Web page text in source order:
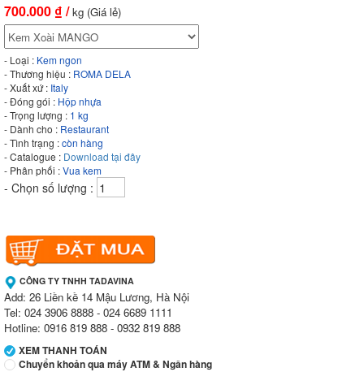
700.000 ₫ /kg (Giá lẻ)
- Loại : Kem ngon
- Thương hiệu : ROMA DELA
- Xuất xứ : Italy
- Đóng gói : Hộp nhựa
- Trọng lượng : 1 kg
- Dành cho : Restaurant
- Tình trạng :còn hàng
- Catalogue : Download tại đây
- Phân phối :Vua kem
- Chọn số lượng :
CÔNG TY TNHH TADAVINA
Add: 26 Liền kề 14 Mậu Lương, Hà Nội
Tel: 024 3906 8888 - 024 6689 1111
Hotline: 0916 819 888 - 0932 819 888
XEM THANH TOÁN
Chuyển khoản qua máy ATM & Ngân hàng